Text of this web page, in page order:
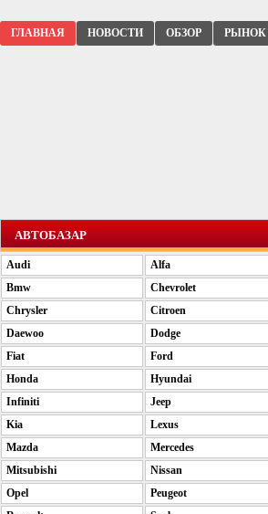
ГЛАВНАЯ НОВОСТИ ОБЗОР РЫНОК
АВТОБАЗАР
Audi
Alfa
Bmw
Chevrolet
Chrysler
Citroen
Daewoo
Dodge
Fiat
Ford
Honda
Hyundai
Infiniti
Jeep
Kia
Lexus
Mazda
Mercedes
Mitsubishi
Nissan
Opel
Peugeot